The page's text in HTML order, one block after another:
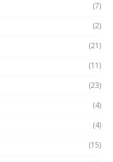
(7)
(2)
(21)
(11)
(23)
(4)
(4)
(15)